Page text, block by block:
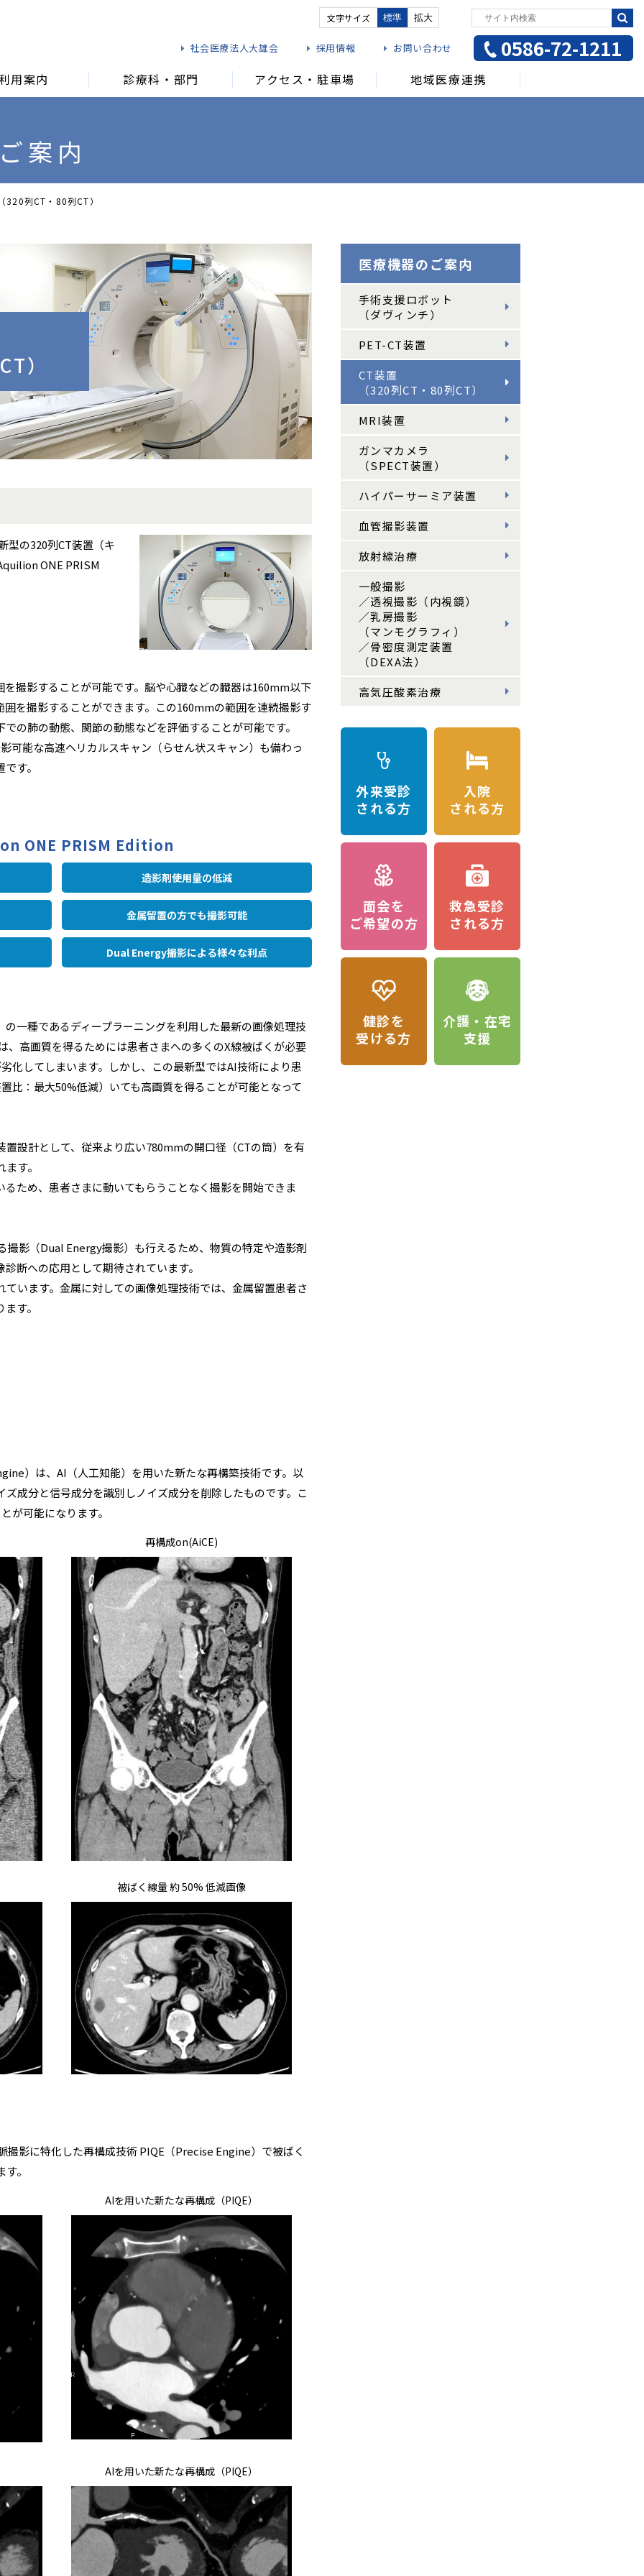
文字サイズ 標準 拡大
社会医療法人大雄会 採用情報 お問い合わせ 0586-72-1211
用案内 診療科・部門 アクセス・駐車場 地域医療連携
案内
320列CT・80列CT）
）
型の320列CT装置（キ
ONE PRISM
撮影することが可能です。脳や心臓などの臓器は160mm以下
を撮影することができます。この160mmの範囲を連続撮影す
の肺の動態、関節の動態などを評価することが可能です。
可能な高速ヘリカルスキャン（らせん状スキャン）も備わっ
す。
ONE PRISM Edition
造影剤使用量の低減
金属留置の方でも撮影可能
Dual Energy撮影による様々な利点
一種であるディープラーニングを利用した最新の画像処理技
、高画質を得るためには患者さまへの多くのX線被ばくが必要
化してしまいます。しかし、この最新型ではAI技術により患
比：最大50%低減）いても高画質を得ることが可能となって
設計として、従来より広い780mmの開口径（CTの筒）を有
す。
ため、患者さまに動いてもらうことなく撮影を開始できま
撮影（Dual Energy撮影）も行えるため、物質の特定や造影剤
断への応用として期待されています。
います。金属に対しての画像処理技術では、金属留置患者さ
す。
）は、AI（人工知能）を用いた新たな再構築技術です。以
成分と信号成分を識別しノイズ成分を削除したものです。こ
が可能になります。
再構成on(AiCE)
被ばく線量 約 50% 低減画像
影に特化した再構成技術 PIQE（Precise Engine）で被ばく
。
AIを用いた新たな再構成（PIQE）
AIを用いた新たな再構成（PIQE）
医療機器のご案内
手術支援ロボット
（ダヴィンチ）
PET-CT装置
CT装置
（320列CT・80列CT）
MRI装置
ガンマカメラ
（SPECT装置）
ハイパーサーミア装置
血管撮影装置
放射線治療
一般撮影
／透視撮影（内視鏡）
／乳房撮影
（マンモグラフィ）
／骨密度測定装置
（DEXA法）
高気圧酸素治療
外来受診
される方
入院
される方
面会を
ご希望の方
救急受診
される方
健診を
受ける方
介護・在宅
支援